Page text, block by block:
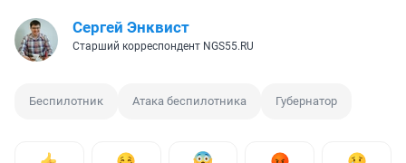
Сергей Энквист
Старший корреспондент NGS55.RU
Беспилотник Атака беспилотника Губернатор